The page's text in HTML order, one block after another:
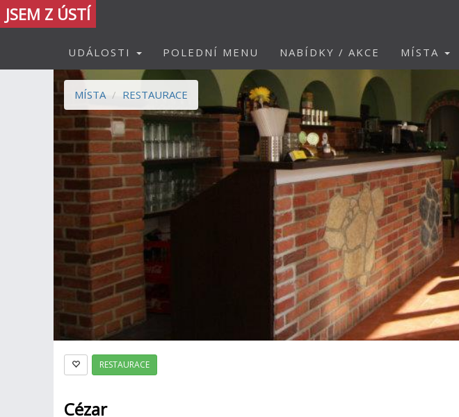
JSEM Z ÚSTÍ
UDÁLOSTI POLEDNÍ MENU NABÍDKY / AKCE MÍSTA
MÍSTA RESTAURACE
RESTAURACE
Cézar